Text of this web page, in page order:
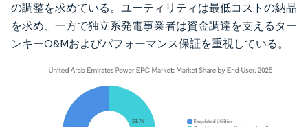
の調整を求めている。ユーティリティは最低コストの納品
を求め、一方で独立系発電事業者は資金調達を支えるター
ンキーO&Mおよびパフォーマンス保証を重視している。